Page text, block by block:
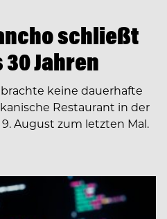
schließt
Jahren
keine dauerhafte
Restaurant in der
August zum letzten Mal.